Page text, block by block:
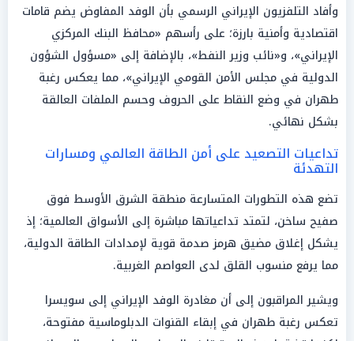
وأفاد التلفزيون الإيراني الرسمي بأن الوفد المفاوض يضم قامات
اقتصادية وأمنية بارزة؛ على رأسهم «محافظ البنك المركزي
الإيراني»، و«نائب وزير النفط»، بالإضافة إلى «مسؤول الشؤون
الدولية في مجلس الأمن القومي الإيراني»، مما يعكس رغبة
طهران في وضع النقاط على الحروف وحسم الملفات العالقة
بشكل نهائي.
تداعيات التصعيد على أمن الطاقة العالمي ومسارات
التهدئة
تضع هذه التطورات المتسارعة منطقة الشرق الأوسط فوق
صفيح ساخن، لتمتد تداعياتها مباشرة إلى الأسواق العالمية؛ إذ
يشكل إغلاق مضيق هرمز صدمة قوية لإمدادات الطاقة الدولية،
مما يرفع منسوب القلق لدى العواصم الغربية.
ويشير المراقبون إلى أن مغادرة الوفد الإيراني إلى سويسرا
تعكس رغبة طهران في إبقاء القنوات الدبلوماسية مفتوحة،